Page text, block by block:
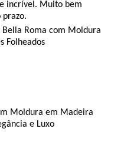
incrível. Muito bem
Bella Roma com Moldura
Folheados
Moldura em Madeira
e Luxo